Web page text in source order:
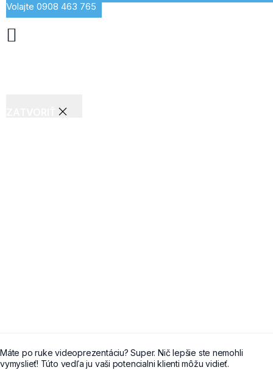
Volajte 0908 463 765
Máte po ruke videoprezentáciu? Super. Nič lepšie ste nemohli
vymyslieť! Túto vedľa ju vaši potencialni klienti môžu vidieť.